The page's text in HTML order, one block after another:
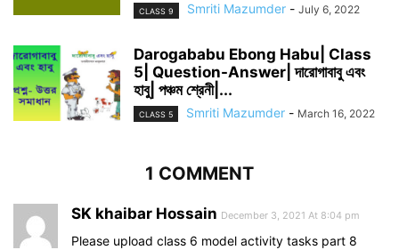
CLASS 9 Smriti Mazumder - July 6, 2022
Darogababu Ebong Habu| Class
5| Question-Answer| দারোগাবাবু এবং
হাবু| পঞ্চম শ্রেনী|...
CLASS 5 Smriti Mazumder - March 16, 2022
1 COMMENT
SK khaibar Hossain December 3, 2021 At 8:04 pm
Please upload class 6 model activity tasks part 8